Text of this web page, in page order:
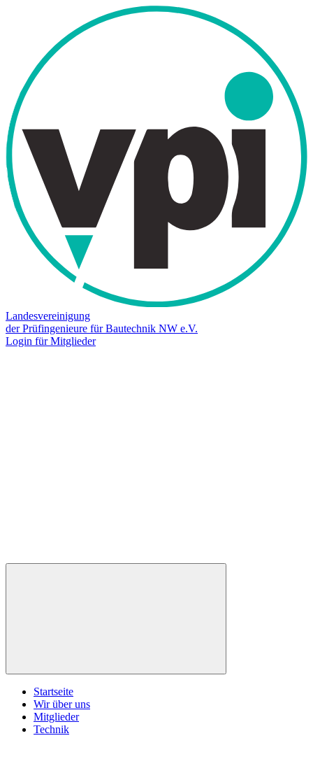
Landesvereinigung
der Prüfingenieure für Bautechnik NW e.V.
Login für Mitglieder
Startseite
Wir über uns
Mitglieder
Technik